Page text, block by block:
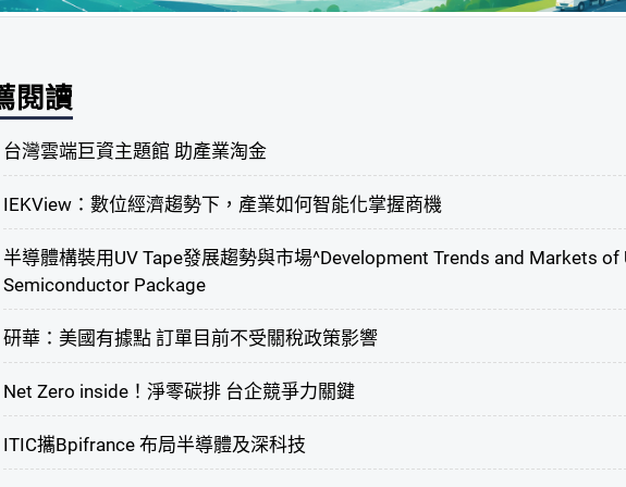
閱讀
台灣雲端巨資主題館 助產業淘金
IEKView：數位經濟趨勢下，產業如何智能化掌握商機
半導體構裝用UV Tape發展趨勢與市場^Development Trends and Markets of
Semiconductor Package
研華：美國有據點 訂單目前不受關稅政策影響
Net Zero inside！淨零碳排 台企競爭力關鍵
ITIC攜Bpifrance 布局半導體及深科技